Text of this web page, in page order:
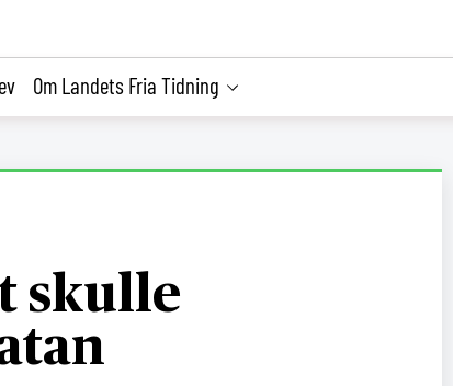
Om Landets Fria Tidning
skulle